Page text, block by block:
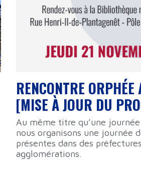
RENCONTRE
[MISE À JOUR DU
Au même titre qu’une
nous organisons une journée
présentes dans des
agglomérations.